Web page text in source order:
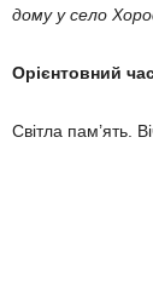
дому у село
Орієнтовний
Світла пам’ять.